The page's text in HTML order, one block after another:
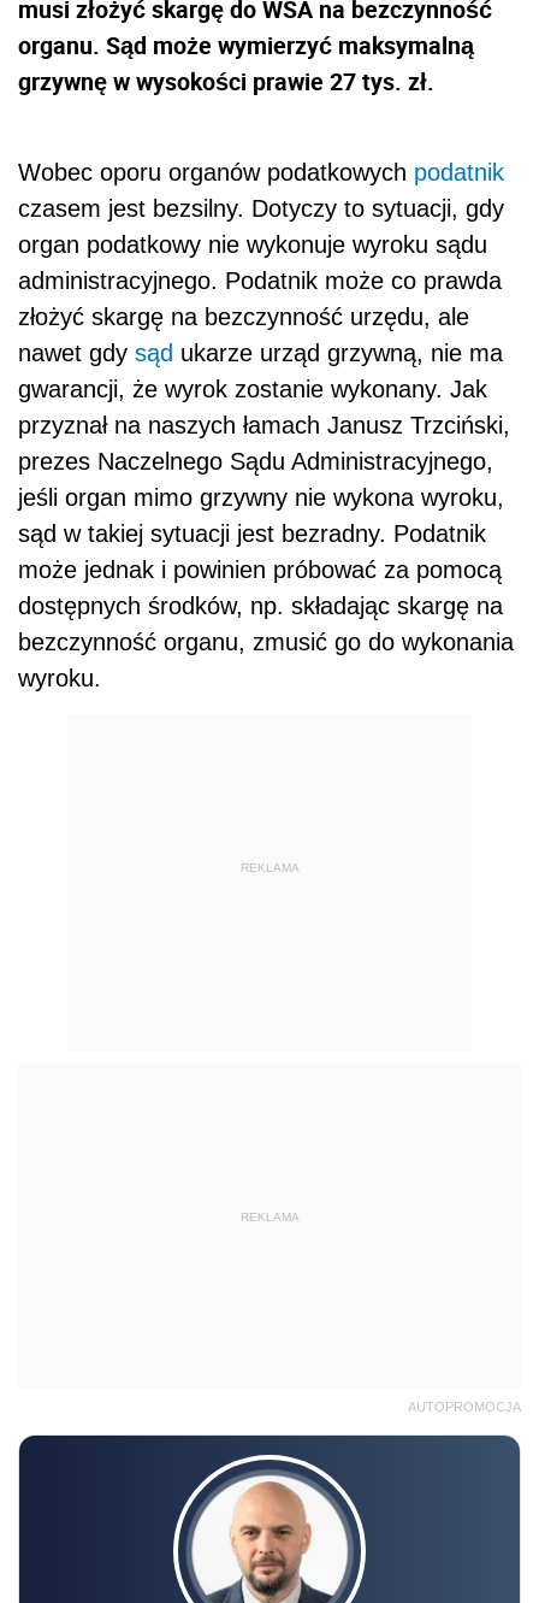
musi złożyć skargę do WSA na bezczynność
organu. Sąd może wymierzyć maksymalną
grzywnę w wysokości prawie 27 tys. zł.
Wobec oporu organów podatkowych podatnik
czasem jest bezsilny. Dotyczy to sytuacji, gdy
organ podatkowy nie wykonuje wyroku sądu
administracyjnego. Podatnik może co prawda
złożyć skargę na bezczynność urzędu, ale
nawet gdy sąd ukarze urząd grzywną, nie ma
gwarancji, że wyrok zostanie wykonany. Jak
przyznał na naszych łamach Janusz Trzciński,
prezes Naczelnego Sądu Administracyjnego,
jeśli organ mimo grzywny nie wykona wyroku,
sąd w takiej sytuacji jest bezradny. Podatnik
może jednak i powinien próbować za pomocą
dostępnych środków, np. składając skargę na
bezczynność organu, zmusić go do wykonania
wyroku.
REKLAMA
REKLAMA
AUTOPROMOCJA